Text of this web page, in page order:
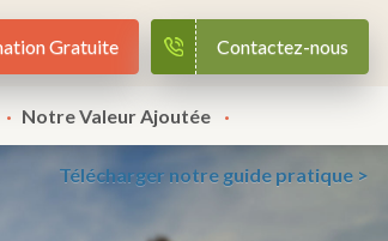
Notre Valeur Ajoutée
Télécharger notre guide pratique >
Gratuite Contactez-nous